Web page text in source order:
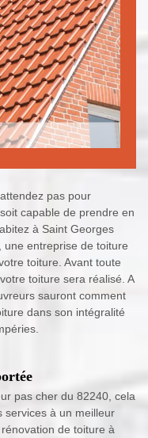
pas pour
capable de prendre en
à Saint Georges
une entreprise de toiture
toiture. Avant toute
toiture sera réalisé. A
sauront comment
dans son intégralité
pas cher du 82240, cela
services à un meilleur
de toiture à